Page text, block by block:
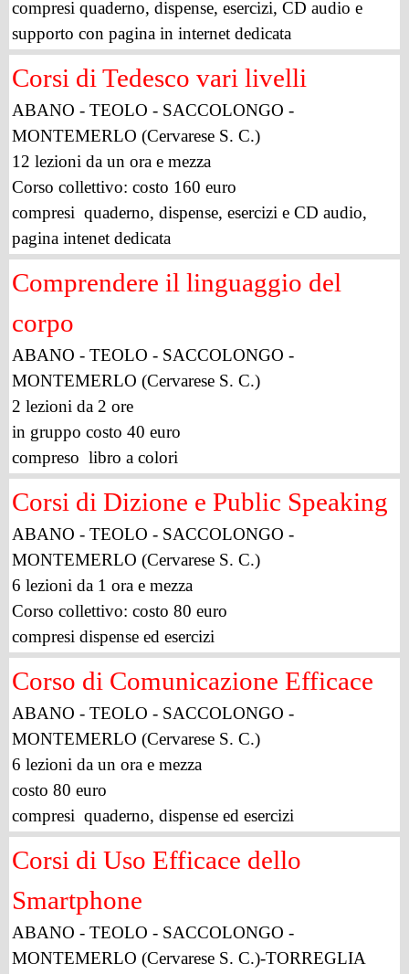
compresi quaderno, dispense, esercizi, CD audio e
supporto con pagina in internet dedicata
Corsi di Tedesco vari livelli
ABANO - TEOLO - SACCOLONGO -
MONTEMERLO (Cervarese S. C.)
12 lezioni da un ora e mezza
Corso collettivo: costo 160 euro
compresi quaderno, dispense, esercizi e CD audio,
pagina intenet dedicata
Comprendere il linguaggio del
corpo
ABANO - TEOLO - SACCOLONGO -
MONTEMERLO (Cervarese S. C.)
2 lezioni da 2 ore
in gruppo costo 40 euro
compreso libro a colori
Corsi di Dizione e Public Speaking
ABANO - TEOLO - SACCOLONGO -
MONTEMERLO (Cervarese S. C.)
6 lezioni da 1 ora e mezza
Corso collettivo: costo 80 euro
compresi dispense ed esercizi
Corso di Comunicazione Efficace
ABANO - TEOLO - SACCOLONGO -
MONTEMERLO (Cervarese S. C.)
6 lezioni da un ora e mezza
costo 80 euro
compresi quaderno, dispense ed esercizi
Corsi di Uso Efficace dello
Smartphone
ABANO - TEOLO - SACCOLONGO -
MONTEMERLO (Cervarese S. C.)-TORREGLIA